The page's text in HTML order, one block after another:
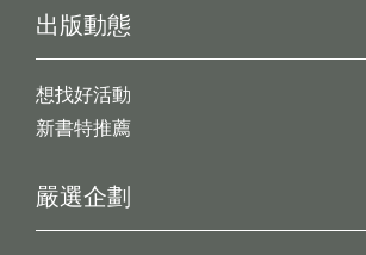
出版動態
想找好活動
新書特推薦
嚴選企劃